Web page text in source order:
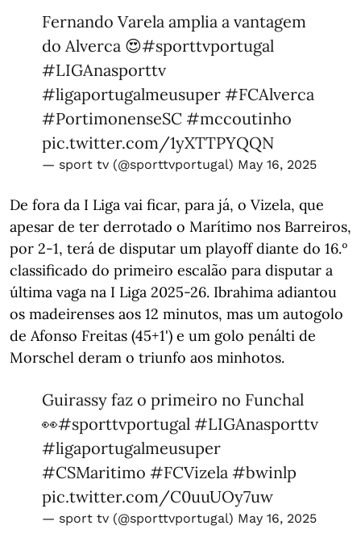
Fernando Varela amplia a vantagem
do Alverca 😍#sporttvportugal
#LIGAnasporttv
#ligaportugalmeusuper #FCAlverca
#PortimonenseSC #mccoutinho
pic.twitter.com/1yXTTPYQQN
— sport tv (@sporttvportugal) May 16, 2025
De fora da I Liga vai ficar, para já, o Vizela, que
apesar de ter derrotado o Marítimo nos Barreiros,
por 2-1, terá de disputar um playoff diante do 16.º
classificado do primeiro escalão para disputar a
última vaga na I Liga 2025-26. Ibrahima adiantou
os madeirenses aos 12 minutos, mas um autogolo
de Afonso Freitas (45+1') e um golo penálti de
Morschel deram o triunfo aos minhotos.
Guirassy faz o primeiro no Funchal
👀#sporttvportugal #LIGAnasporttv
#ligaportugalmeusuper
#CSMaritimo #FCVizela #bwinlp
pic.twitter.com/C0uuUOy7uw
— sport tv (@sporttvportugal) May 16, 2025